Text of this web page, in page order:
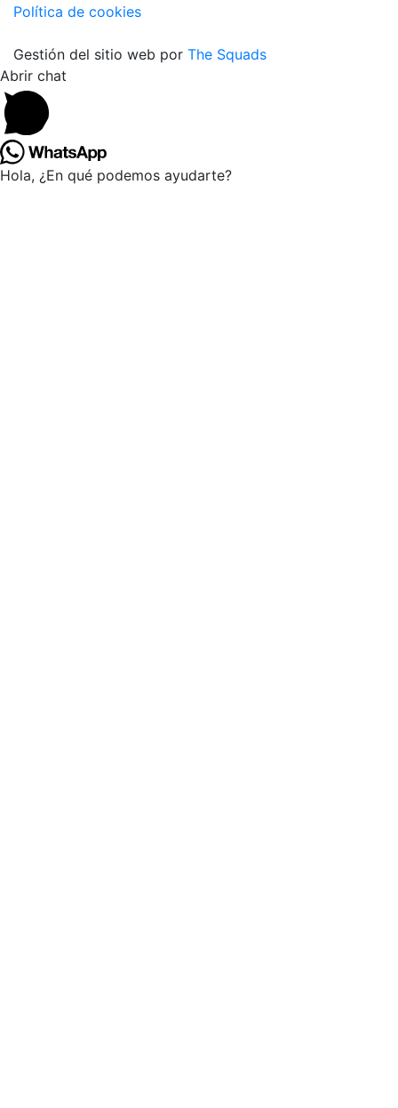
Política de cookies
Gestión del sitio web por The Squads
Abrir chat
Hola, ¿En qué podemos ayudarte?